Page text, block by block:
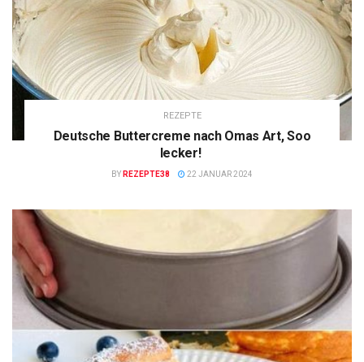
REZEPTE
Deutsche Buttercreme nach Omas Art, Soo
lecker!
BY REZEPTE38 22 JANUAR 2024